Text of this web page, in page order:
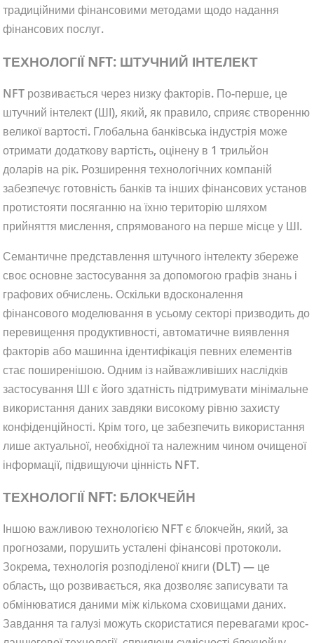
традиційними фінансовими методами щодо надання
фінансових послуг.
ТЕХНОЛОГІЇ NFT: ШТУЧНИЙ ІНТЕЛЕКТ
NFT розвивається через низку факторів. По-перше, це
штучний інтелект (ШІ), який, як правило, сприяє створенню
великої вартості. Глобальна банківська індустрія може
отримати додаткову вартість, оцінену в 1 трильйон
доларів на рік. Розширення технологічних компаній
забезпечує готовність банків та інших фінансових установ
протистояти посяганню на їхню територію шляхом
прийняття мислення, спрямованого на перше місце у ШІ.
Семантичне представлення штучного інтелекту збереже
своє основне застосування за допомогою графів знань і
графових обчислень. Оскільки вдосконалення
фінансового моделювання в усьому секторі призводить до
перевищення продуктивності, автоматичне виявлення
факторів або машинна ідентифікація певних елементів
стає поширенішою. Одним із найважливіших наслідків
застосування ШІ є його здатність підтримувати мінімальне
використання даних завдяки високому рівню захисту
конфіденційності. Крім того, це забезпечить використання
лише актуальної, необхідної та належним чином очищеної
інформації, підвищуючи цінність NFT.
ТЕХНОЛОГІЇ NFT: БЛОКЧЕЙН
Іншою важливою технологією NFT є блокчейн, який, за
прогнозами, порушить усталені фінансові протоколи.
Зокрема, технологія розподіленої книги (DLT) — це
область, що розвивається, яка дозволяє записувати та
обмінюватися даними між кількома сховищами даних.
Завдання та галузі можуть скористатися перевагами крос-